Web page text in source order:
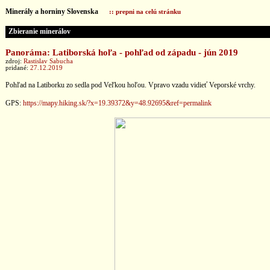
Minerály a horniny Slovenska :: prepni na celú stránku
Zbieranie minerálov
Panoráma: Latiborská hoľa - pohľad od západu - jún 2019
zdroj: Rastislav Sabucha
pridané: 27.12.2019
Pohľad na Latiborku zo sedla pod Veľkou hoľou. Vpravo vzadu vidieť Veporské vrchy.
GPS: https://mapy.hiking.sk/?x=19.39372&y=48.92695&ref=permalink